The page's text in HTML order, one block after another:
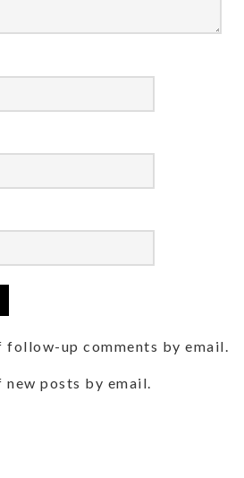
up comments by email.
posts by email.